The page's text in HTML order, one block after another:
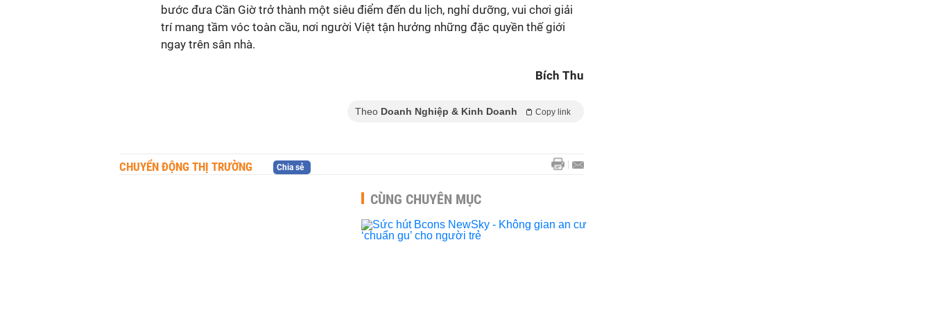
bước đưa Cần Giờ trở thành một siêu điểm đến du lịch, nghỉ dưỡng, vui chơi giải
trí mang tầm vóc toàn cầu, nơi người Việt tận hưởng những đặc quyền thế giới
ngay trên sân nhà.
Bích Thu
Theo Doanh Nghiệp & Kinh Doanh Copy link
CHUYỂN ĐỘNG THỊ TRƯỜNG Chia sẻ
CÙNG CHUYÊN MỤC